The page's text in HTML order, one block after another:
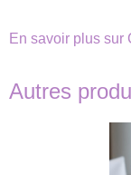
En savoir plus sur
Autres
has